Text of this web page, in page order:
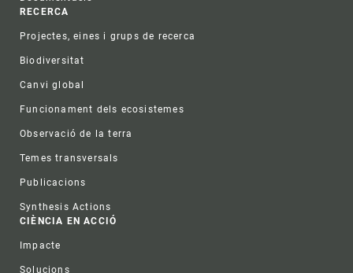
RECERCA
Projectes, eines i grups de recerca
Biodiversitat
Canvi global
Funcionament dels ecosistemes
Observació de la terra
Temes transversals
Publicacions
Synthesis Actions
CIÈNCIA EN ACCIÓ
Impacte
Solucions